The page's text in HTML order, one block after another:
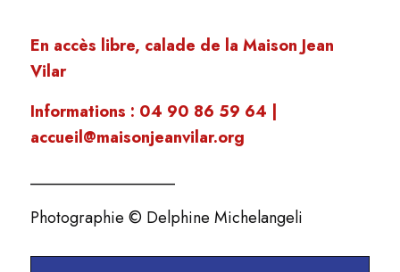
En accès libre, calade de la Maison Jean
Vilar
Informations : 04 90 86 59 64 |
accueil@maisonjeanvilar.org
__________________
Photographie © Delphine Michelangeli